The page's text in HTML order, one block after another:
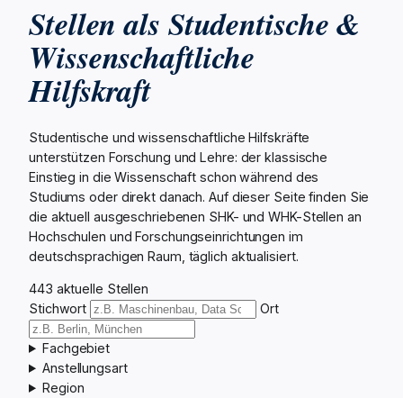
Stellen als Studentische &
Wissenschaftliche
Hilfskraft
Studentische und wissenschaftliche Hilfskräfte
unterstützen Forschung und Lehre: der klassische
Einstieg in die Wissenschaft schon während des
Studiums oder direkt danach. Auf dieser Seite finden Sie
die aktuell ausgeschriebenen SHK- und WHK-Stellen an
Hochschulen und Forschungseinrichtungen im
deutschsprachigen Raum, täglich aktualisiert.
443 aktuelle Stellen
Stichwort
Ort
Fachgebiet
Anstellungsart
Region